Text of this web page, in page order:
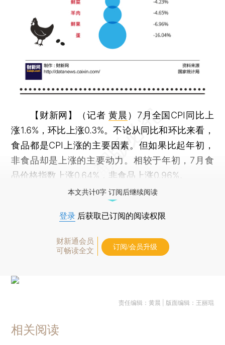
【财新网】（记者黄晨 ） 7月全国CPI同比上
涨1.6%，环比上涨0.3%。不论从同比和环比来看，
食品都是CPI上涨的主要因素。但如果比起年初，
非食品却是上涨的主要动力。相较于年初，7月食
品价格指数上涨0.64%，非食品上涨0.96%。
本文共计0字 订阅后继续阅读
登录 后获取已订阅的阅读权限
财新通会员
可畅读全文
订阅/会员升级
责任编辑：黄晨 | 版面编辑：王丽琨
相关阅读